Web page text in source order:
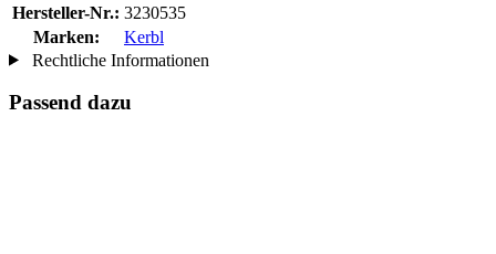
Hersteller-Nr.: 3230535
Marken:
Kerbl
Rechtliche Informationen
Passend dazu